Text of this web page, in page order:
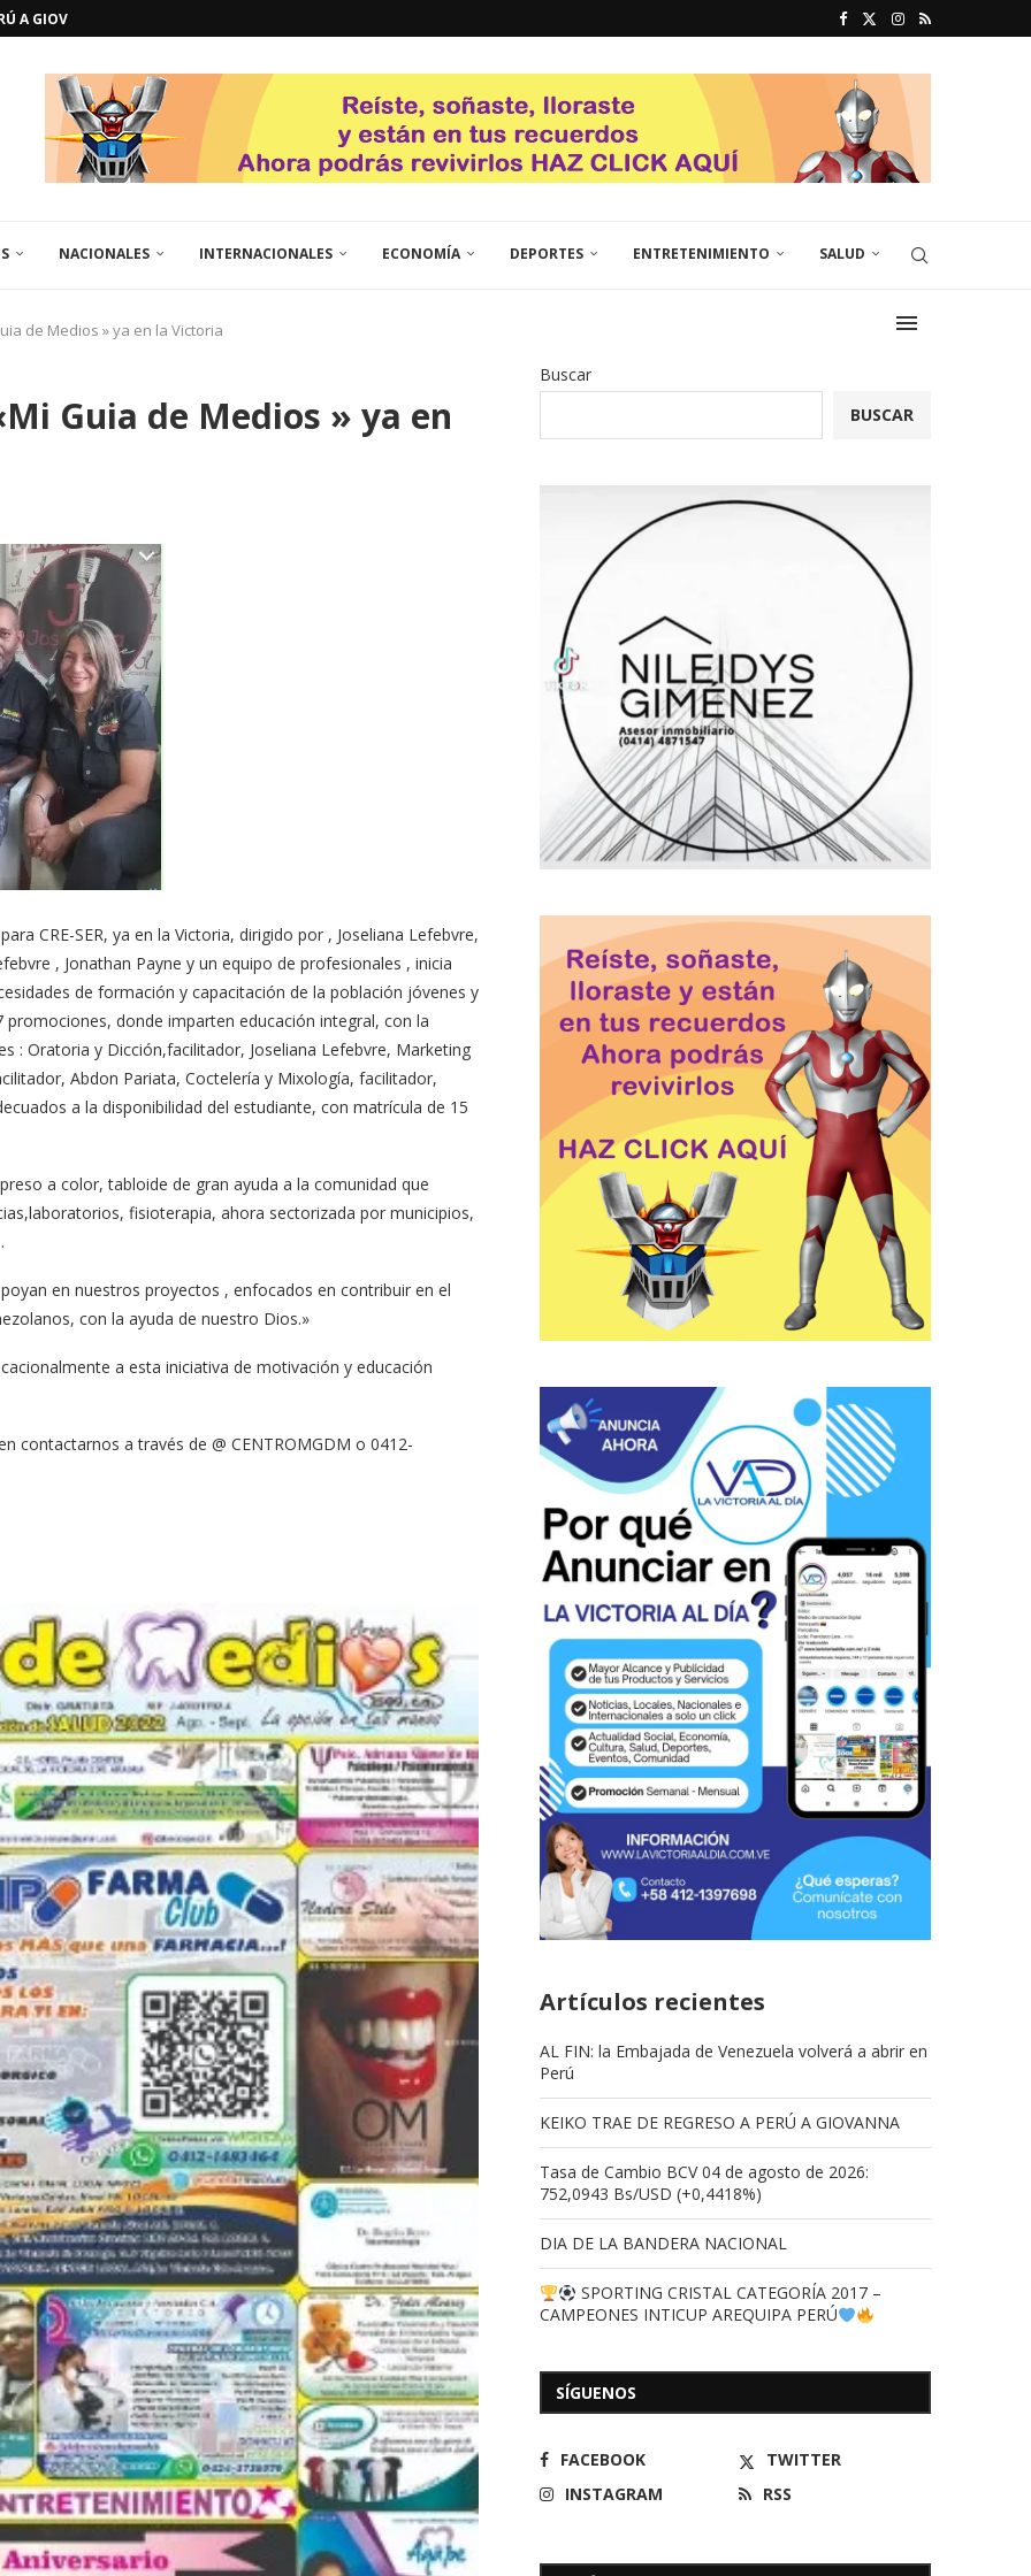
DE...
NACIONALES INTERNACIONALES ECONOMÍA DEPORTES ENTRETENIMIENTO SALUD
de Medios » ya en la Victoria
Guia de Medios » ya en
CRE-SER, ya en la Victoria, dirigido por , Joseliana Lefebvre,
, Jonathan Payne y un equipo de profesionales , inicia
de formación y capacitación de la población jóvenes y
donde imparten educación integral, con la
: Oratoria y Dicción,facilitador, Joseliana Lefebvre, Marketing
Abdon Pariata, Coctelería y Mixología, facilitador,
a la disponibilidad del estudiante, con matrícula de 15
a color, tabloide de gran ayuda a la comunidad que
fisioterapia, ahora sectorizada por municipios,
en nuestros proyectos , enfocados en contribuir en el
con la ayuda de nuestro Dios.»
a esta iniciativa de motivación y educación
contactarnos a través de @ CENTROMGDM o 0412-
Buscar
BUSCAR
Artículos recientes
AL FIN: la Embajada de Venezuela volverá a abrir en
Perú
KEIKO TRAE DE REGRESO A PERÚ A GIOVANNA
Tasa de Cambio BCV 04 de agosto de 2026:
752,0943 Bs/USD (+0,4418%)
DIA DE LA BANDERA NACIONAL
SPORTING CRISTAL CATEGORÍA 2017 –
CAMPEONES INTICUP AREQUIPA PERÚ
SÍGUENOS
FACEBOOK
TWITTER
INSTAGRAM
RSS